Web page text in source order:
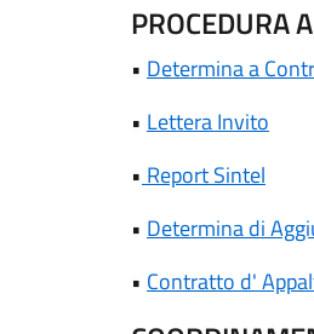
PROCEDURA
• Determina a
• Lettera Invito
• Report Sintel
• Determina di
• Contratto d'